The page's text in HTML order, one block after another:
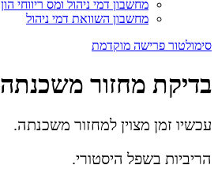
מחשבון דמי ניהול ומס ריווחי הון
מחשבון השוואת דמי ניהול
סימולטור פרישה מוקדמת
בדיקת מחזור משכנתה
עכשיו זמן מצוין למחזור משכנתה.
הריביות בשפל היסטורי.